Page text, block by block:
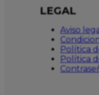
LEGAL
Aviso
Política
Política